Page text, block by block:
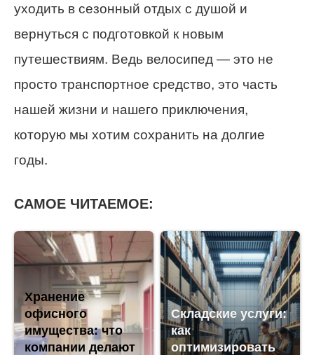
уходить в сезонный отдых с душой и
вернуться с подготовкой к новым
путешествиям. Ведь велосипед — это не
просто транспортное средство, это часть
нашей жизни и нашего приключения,
которую мы хотим сохранить на долгие
годы.
САМОЕ ЧИТАЕМОЕ:
Хранение
офисного
имущества: что
компании делают
Складские услуги:
как
оптимизировать